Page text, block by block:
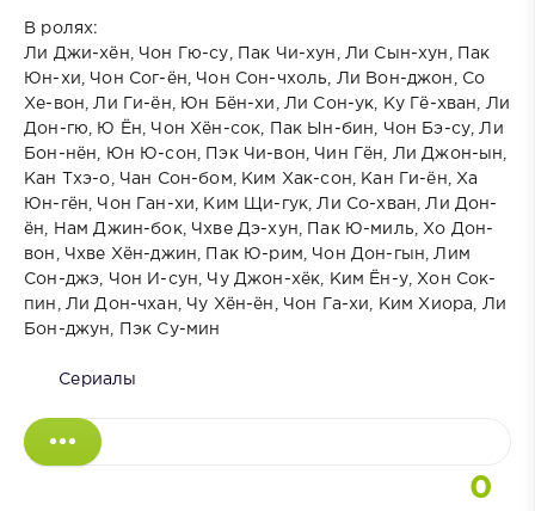
В ролях:
Ли Джи-хён, Чон Гю-су, Пак Чи-хун, Ли Сын-хун, Пак
Юн-хи, Чон Сог-ён, Чон Сон-чхоль, Ли Вон-джон, Со
Хе-вон, Ли Ги-ён, Юн Бён-хи, Ли Сон-ук, Ку Гё-хван, Ли
Дон-гю, Ю Ён, Чон Хён-сок, Пак Ын-бин, Чон Бэ-су, Ли
Бон-нён, Юн Ю-сон, Пэк Чи-вон, Чин Гён, Ли Джон-ын,
Кан Тхэ-о, Чан Сон-бом, Ким Хак-сон, Кан Ги-ён, Ха
Юн-гён, Чон Ган-хи, Ким Щи-гук, Ли Со-хван, Ли Дон-
ён, Нам Джин-бок, Чхве Дэ-хун, Пак Ю-миль, Хо Дон-
вон, Чхве Хён-джин, Пак Ю-рим, Чон Дон-гын, Лим
Сон-джэ, Чон И-сун, Чу Джон-хёк, Ким Ён-у, Хон Сок-
пин, Ли Дон-чхан, Чу Хён-ён, Чон Га-хи, Ким Хиора, Ли
Бон-джун, Пэк Су-мин
Сериалы
0